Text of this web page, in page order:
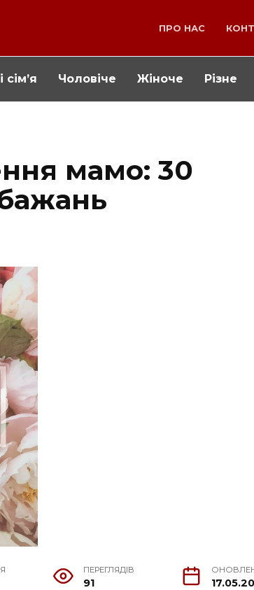
ПРО НАС
сім’я Чоловіче Жіноче Різне
мамо: 30
ПЕРЕГЛЯДІВ
91